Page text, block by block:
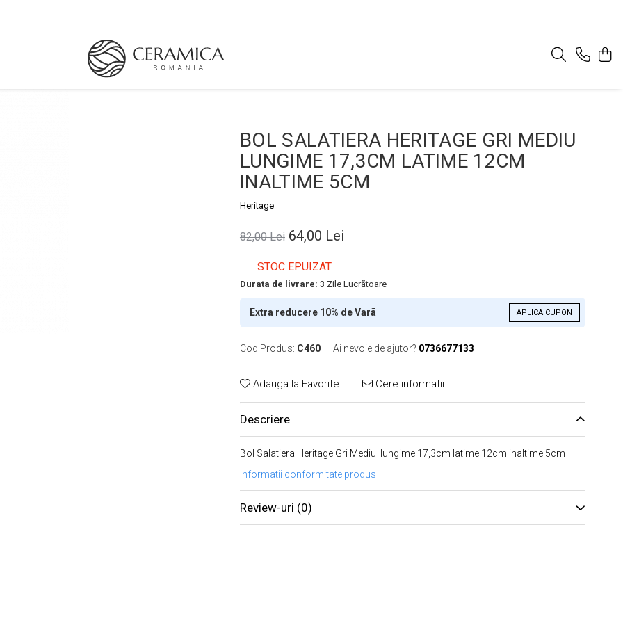
BOL SALATIERA HERITAGE GRI MEDIU
LUNGIME 17,3CM LATIME 12CM
INALTIME 5CM
Heritage
82,00 Lei 64,00 Lei
STOC EPUIZAT
Durata de livrare: 3 Zile Lucrãtoare
Extra reducere 10% de Varã APLICA CUPON
Cod Produs: C460 Ai nevoie de ajutor? 0736677133
Adauga la Favorite Cere informatii
Descriere
Bol Salatiera Heritage Gri Mediu lungime 17,3cm latime 12cm inaltime 5cm
Informatii conformitate produs
Review-uri (0)